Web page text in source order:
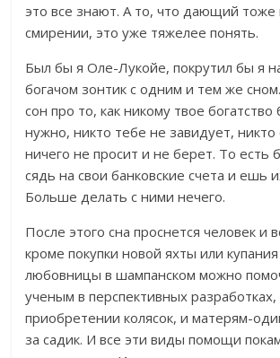
это все знают. А то, что дающий тоже
смирении, это уже тяжелее понять.
Был бы я Оле-Лукойе, покрутил бы я
богачом зонтик с одним и тем же
сон про то, как никому твое
нужно, никто тебе не завидует, никто
ничего не просит и не берет. То есть
сядь на свои банковские счета и ешь
Больше делать с ними нечего.
После этого сна проснется человек и
кроме покупки новой яхты или
любовницы в шампанском можно
ученым в перспективных разработках,
приобретении колясок, и матерям-
за садик. И все эти виды помощи